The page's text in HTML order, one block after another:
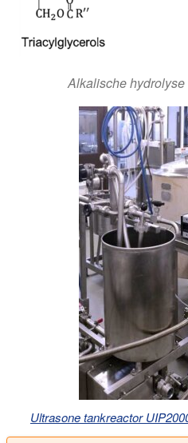
Alkalische
Ultrasone tankreactor